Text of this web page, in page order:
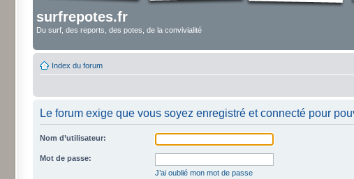
surfrepotes.fr
Du surf, des reports, des potes, de la convivialité
Index du forum
Le forum exige que vous soyez enregistré et connecté pour
Nom d’utilisateur:
Mot de passe:
J’ai oublié mon mot de passe